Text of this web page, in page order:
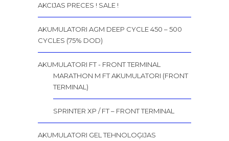
AKCIJAS PRECES ! SALE !
AKUMULATORI AGM DEEP CYCLE 450 – 500
CYCLES (75% DOD)
AKUMULATORI FT - FRONT TERMINAL
MARATHON M FT AKUMULATORI (FRONT
TERMINAL)
SPRINTER XP / FT – FRONT TERMINAL
AKUMULATORI GEL TEHNOLOĢIJAS